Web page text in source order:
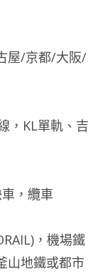
屋/京都/大阪/
，KL單軌、吉
，纜車
，機場鐵
山地鐵或都市